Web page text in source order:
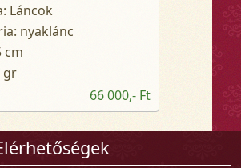
Láncok
nyaklánc
cm
gr
66 000,- Ft